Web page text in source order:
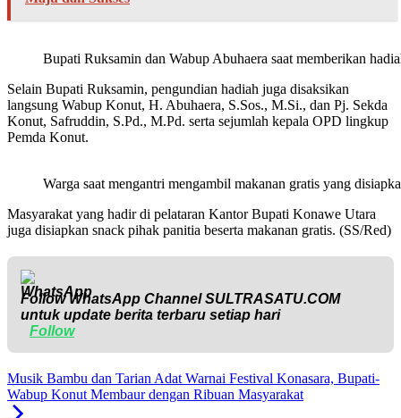
Bupati Ruksamin dan Wabup Abuhaera saat memberikan
Selain Bupati Ruksamin, pengundian hadiah juga disaksikan
langsung Wabup Konut, H. Abuhaera, S.Sos., M.Si., dan Pj. Sekda
Konut, Safruddin, S.Pd., M.Pd. serta sejumlah kepala OPD lingkup
Pemda Konut.
Warga saat mengantri mengambil makanan gratis yang
Masyarakat yang hadir di pelataran Kantor Bupati Konawe Utara
juga disiapkan snack pihak panitia beserta makanan gratis. (SS/Red)
Follow WhatsApp ChannelSULTRASATU.COM
untuk update berita terbaru setiap hari
Follow
Musik Bambu dan Tarian Adat Warnai Festival Konasara, Bupati-
Wabup Konut Membaur dengan Ribuan Masyarakat